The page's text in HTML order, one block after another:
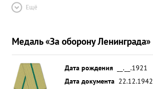
Ещё
Медаль «За оборону Ленинграда»
Дата рождения
__.__.1921
Дата документа 22.12.1942